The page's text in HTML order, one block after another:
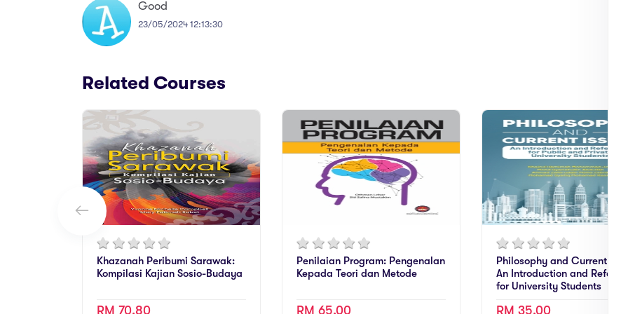
Good
23/05/2024 12:13:30
Related Courses
Khazanah Peribumi Sarawak:
Kompilasi Kajian Sosio-Budaya
RM 70.80
Penilaian Program: Pengenalan
Kepada Teori dan Metode
RM 65.00
Philosophy and Current
An Introduction and
for University Students
RM 35.00